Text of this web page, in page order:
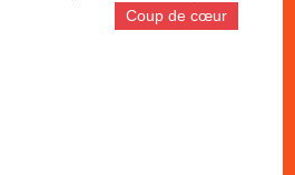
Coup de cœur